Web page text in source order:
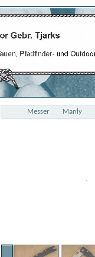
Messer Manly